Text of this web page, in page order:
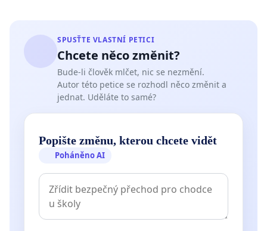
SPUSŤTE VLASTNÍ PETICI
Chcete něco změnit?
Bude-li člověk mlčet, nic se nezmění.
Autor této petice se rozhodl něco změnit a
jednat. Uděláte to samé?
Popište změnu, kterou chcete vidět
Poháněno AI